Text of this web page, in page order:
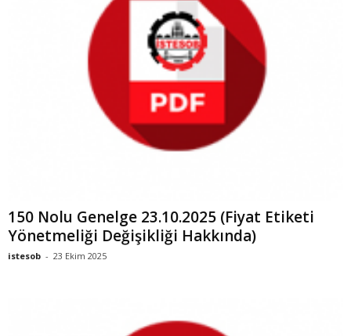
150 Nolu Genelge 23.10.2025 (Fiyat Etiketi
Yönetmeliği Değişikliği Hakkında)
istesob - 23 Ekim 2025